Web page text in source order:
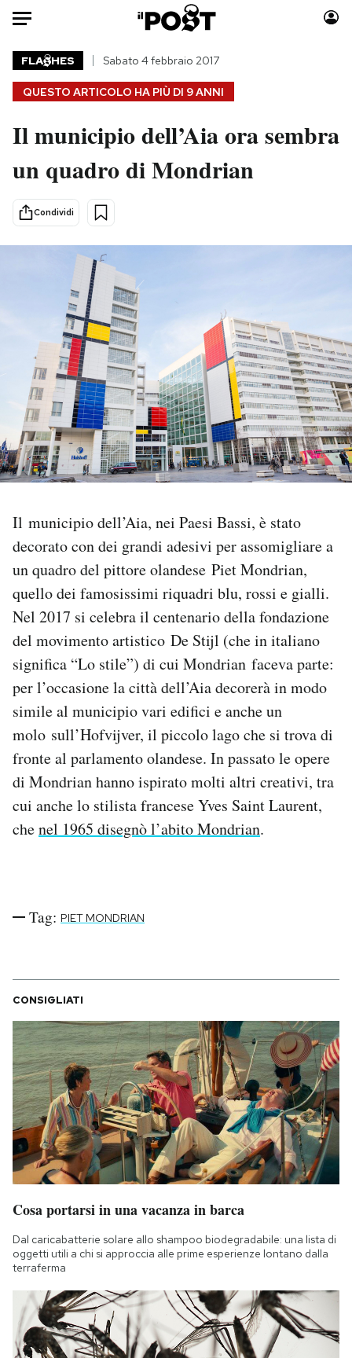
Auto
HOME
Italia
Politica
Tecnologia
Internet
Scienza
Cultura
Economia
Sport
Moda
Consumismi
Media
Mondiali calcio 2026
PODCAST
NEWSLETTER
I MIEI PREFERITI
SHOP
CALENDARIO
AREA PERSONALE
Newsletter
Notifiche mobile
Regala il Post
Hai bisogno di aiuto?
Esci
QUESTO ARTICOLO HA PIÙ DI 9 ANNI
FLA HES Sabato 4 febbraio 2017
Il municipio dell’Aia ora sembra
un quadro di Mondrian
Condividi
Il municipio dell’Aia, nei Paesi Bassi, è stato
decorato con dei grandi adesivi per assomigliare a
un quadro del pittore olandese Piet Mondrian,
quello dei famosissimi riquadri blu, rossi e gialli.
Nel 2017 si celebra il centenario della fondazione
del movimento artistico De Stijl (che in italiano
significa “Lo stile”) di cui Mondrian faceva parte:
per l’occasione la città dell’Aia decorerà in modo
simile al municipio vari edifici e anche un
molo sull’Hofvijver, il piccolo lago che si trova di
fronte al parlamento olandese. In passato le opere
di Mondrian hanno ispirato molti altri creativi, tra
cui anche lo stilista francese Yves Saint Laurent,
chenel 1965 disegnò l’abito Mondrian.
Tag: PIET MONDRIAN
CONSIGLIATI
Cosa portarsi in una vacanza in barca
Dal caricabatterie solare allo shampoo biodegradabile: una lista di
oggetti utili a chi si approccia alle prime esperienze lontano dalla
terraferma